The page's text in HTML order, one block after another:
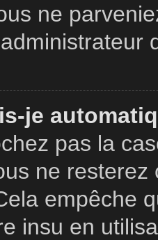
ne
je
pas la
ne
empêche
insu en